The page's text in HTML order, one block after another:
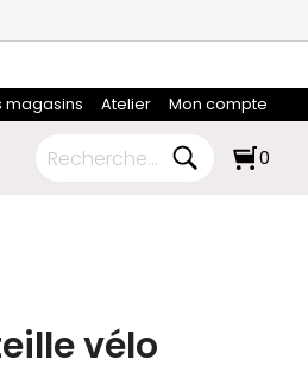
magasins Atelier Mon compte
Ski de fond RABAIS FIN DE
0
vélo